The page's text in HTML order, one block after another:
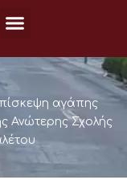
αγάπης
Ανώτερης Σχολής